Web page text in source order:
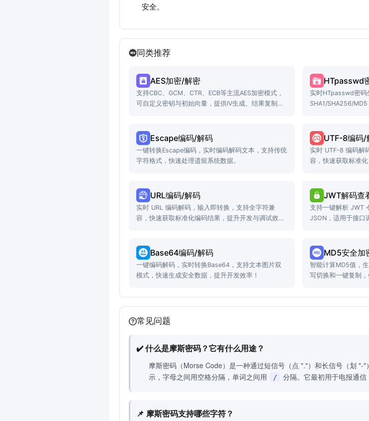
安全。
同类推荐
AES加密/解密
支持CBC、GCM、CTR、ECB等主流AES加密模式，
可自定义密钥与初始向量，提供IV生成、结果复制等
HTpasswd
实时HTpasswd密
SHA1/SHA256/
Escape编码/解码
一键转换Escape编码，实时编码解码文本，支持传统
字符格式，快速处理遗留系统数据。
UTF-8编码/
实时 UTF-8 编码解
容，快速获取标准
URL编码/解码
实时 URL 编码解码，输入即转换，支持全字符兼
容，快速获取标准化编码结果，提升开发与调试效
JWT解码查
支持一键解析 JWT
JSON，适用于接口
Base64编码/解码
一键编码解码，实时转换Base64，支持文本图片双
模式，快速生成安全数据，提升开发效率！
MD5安全加
智能计算MD5值，
写切换和一键复制
常见问题
✔️ 什么是摩斯密码？它有什么用途？
摩斯密码（Morse Code）是一种通过短信号（点 "."）和长信号（划
示，字母之间用空格分隔，单词之间用
/ 分隔。它最初用于电报通信
📌 摩斯密码支持哪些字符？